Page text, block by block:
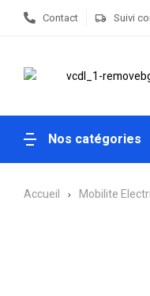
Contact Suivi
Nos catégories
Accueil Mobilite